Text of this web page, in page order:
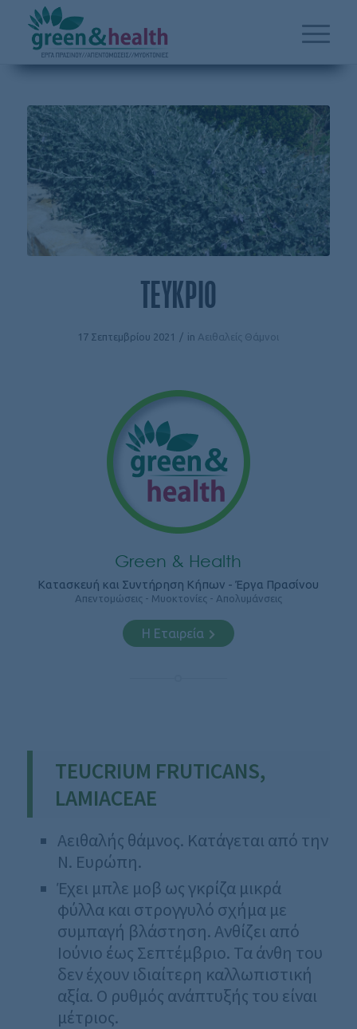
ΤΕΥΚΡΙΟ
17 Σεπτεμβρίου 2021 / in Αειθαλείς Θάμνοι
Green & Health
Κατασκευή και Συντήρηση Κήπων - Έργα Πρασίνου
Απεντομώσεις - Μυοκτονίες - Απολυμάνσεις
Η Εταιρεία
TEUCRIUM FRUTICANS,
LAMIACEAE
Αειθαλής θάμνος. Κατάγεται από την
Ν. Ευρώπη.
Έχει μπλε μοβ ως γκρίζα μικρά
φύλλα και στρογγυλό σχήμα με
συμπαγή βλάστηση. Ανθίζει από
Ιούνιο έως Σεπτέμβριο. Τα άνθη του
δεν έχουν ιδιαίτερη καλλωπιστική
αξία. Ο ρυθμός ανάπτυξής του είναι
μέτριος.